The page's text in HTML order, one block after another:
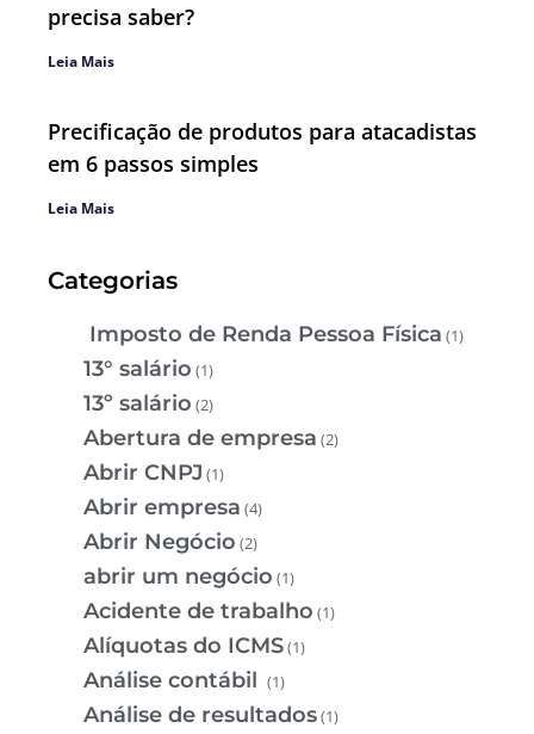
precisa saber?
Leia Mais
Precificação de produtos para atacadistas
em 6 passos simples
Leia Mais
Categorias
Imposto de Renda Pessoa Física (1)
13° salário (1)
13º salário (2)
Abertura de empresa (2)
Abrir CNPJ (1)
Abrir empresa (4)
Abrir Negócio (2)
abrir um negócio (1)
Acidente de trabalho (1)
Alíquotas do ICMS(1)
Análise contábil (1)
Análise de resultados(1)